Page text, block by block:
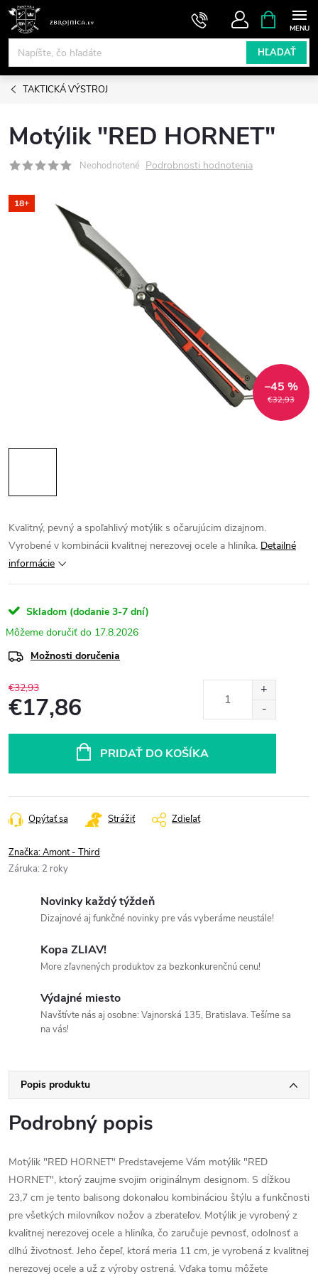
Prejsť
obsah
HĽADAŤ
KOŠÍK
TAKTICKÁ VÝSTROJ
Motýlik "RED HORNET"
Neohodnotené Podrobnosti hodnotenia
18+
€32,93
–45 %
Kvalitný, pevný a spoľahlivý motýlik s očarujúcim dizajnom.
Vyrobené v kombinácii kvalitnej nerezovej ocele a hliníka. Detailné
informácie
Skladom (dodanie 3-7 dní)
17.8.2026
Možnosti doručenia
€32,93
€17,86
PRIDAŤ DO KOŠÍKA
Opýtať sa Strážiť Zdieľať
Značka:Amont - Third
Záruka: 2 roky
Novinky každý týždeň
Dizajnové aj funkčné novinky pre vás vyberáme neustále!
Kopa ZLIAV!
More zľavnených produktov za bezkonkurenčnú cenu!
Výdajné miesto
Navštívte nás aj osobne: Vajnorská 135, Bratislava. Tešíme sa
na vás!
Popis produktu
Podrobný popis
Motýlik "RED HORNET" Predstavejeme Vám motýlik "RED
HORNET", ktorý zaujme svojim originálnym designom. S dĺžkou
23,7 cm je tento balisong dokonalou kombináciou štýlu a funkčnosti
pre všetkých milovníkov nožov a zberateľov. Motýlik je vyrobený z
kvalitnej nerezovej ocele a hliníka, čo zaručuje pevnosť, odolnosť a
dlhú životnosť. Jeho čepeľ, ktorá meria 11 cm, je vyrobená z kvalitnej
nerezovej ocele a už z výroby ostrená. Vďaka tomu môžete